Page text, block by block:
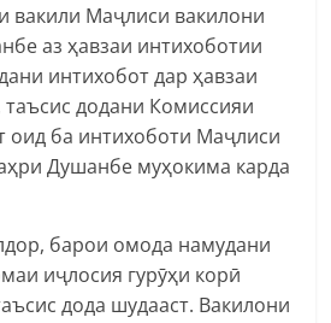
вакили Маҷлиси вакилони
аз ҳавзаи интихоботии
интихобот дар ҳавзаи
додани Комиссияи
оид ба интихоботи Маҷлиси
Душанбе муҳокима карда
барои омода намудани
иҷлосия гурӯҳи корӣ
дода шудааст. Вакилони